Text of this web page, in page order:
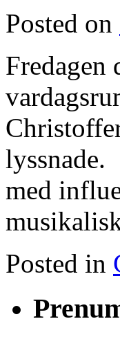
Posted on
Fredagen
lyssnade.
med
Posted in